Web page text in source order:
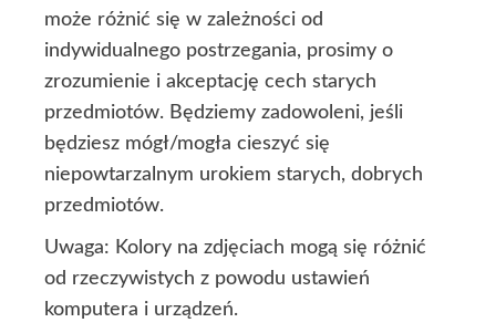
może różnić się w zależności od
indywidualnego postrzegania, prosimy o
zrozumienie i akceptację cech starych
przedmiotów. Będziemy zadowoleni, jeśli
będziesz mógł/mogła cieszyć się
niepowtarzalnym urokiem starych, dobrych
przedmiotów.
Uwaga: Kolory na zdjęciach mogą się różnić
od rzeczywistych z powodu ustawień
komputera i urządzeń.